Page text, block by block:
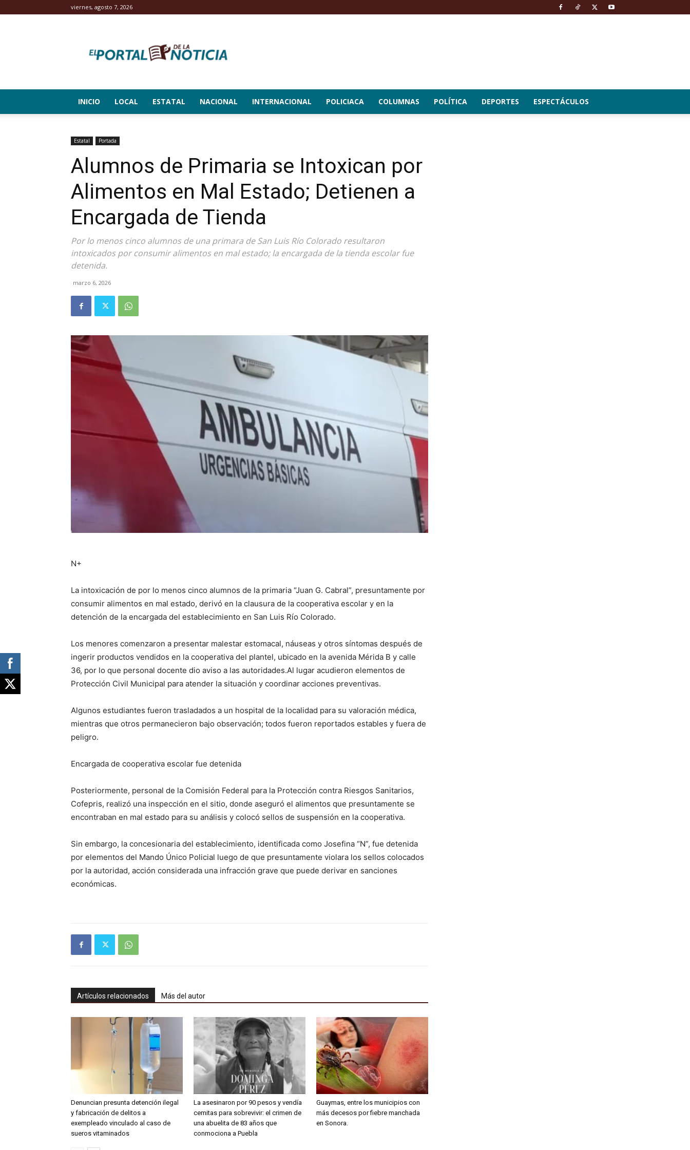
viernes, agosto 7, 2026
Portal
de
INICIO LOCAL ESTATAL NACIONAL INTERNACIONAL POLICIACA COLUMNAS POLÍTICA DEPORTES ESPECTÁCULOS
Estatal Portada
Alumnos de Primaria se Intoxican por
Alimentos en Mal Estado; Detienen a
Encargada de Tienda
Por lo menos cinco alumnos de una primara de San Luis Río Colorado resultaron
intoxicados por consumir alimentos en mal estado; la encargada de la tienda escolar fue
detenida.
marzo 6, 2026
N+
La intoxicación de por lo menos cinco alumnos de la primaria “Juan G. Cabral”, presuntamente por
consumir alimentos en mal estado, derivó en la clausura de la cooperativa escolar y en la
detención de la encargada del establecimiento en San Luis Río Colorado.
Los menores comenzaron a presentar malestar estomacal, náuseas y otros síntomas después de
ingerir productos vendidos en la cooperativa del plantel, ubicado en la avenida Mérida B y calle
36, por lo que personal docente dio aviso a las autoridades.Al lugar acudieron elementos de
Protección Civil Municipal para atender la situación y coordinar acciones preventivas.
Algunos estudiantes fueron trasladados a un hospital de la localidad para su valoración médica,
mientras que otros permanecieron bajo observación; todos fueron reportados estables y fuera de
peligro.
Encargada de cooperativa escolar fue detenida
Posteriormente, personal de la Comisión Federal para la Protección contra Riesgos Sanitarios,
Cofepris, realizó una inspección en el sitio, donde aseguró el alimentos que presuntamente se
encontraban en mal estado para su análisis y colocó sellos de suspensión en la cooperativa.
Sin embargo, la concesionaria del establecimiento, identificada como Josefina “N”, fue detenida
por elementos del Mando Único Policial luego de que presuntamente violara los sellos colocados
por la autoridad, acción considerada una infracción grave que puede derivar en sanciones
económicas.
Artículos relacionados Más del autor
Denuncian presunta detención ilegal
y fabricación de delitos a
exempleado vinculado al caso de
sueros vitaminados
La asesinaron por 90 pesos y vendía
cemitas para sobrevivir: el crimen de
una abuelita de 83 años que
conmociona a Puebla
Guaymas, entre los municipios con
más decesos por fiebre manchada
en Sonora.